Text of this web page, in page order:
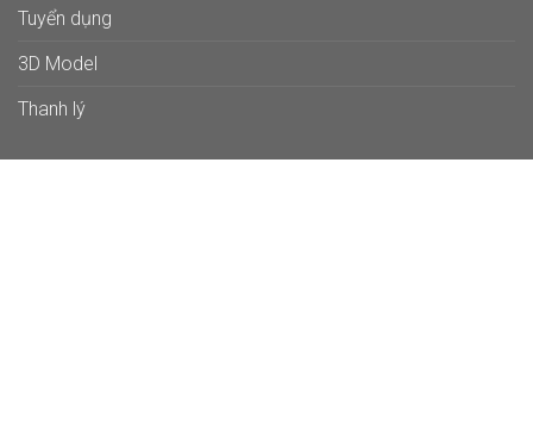
Tuyển dụng
3D Model
Thanh lý